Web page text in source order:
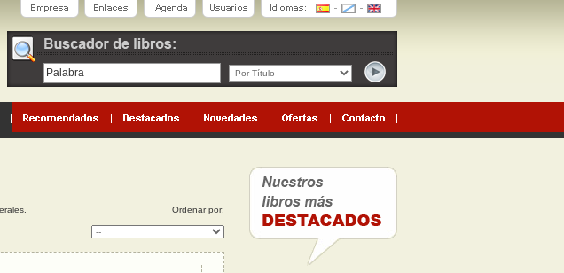
Ordenar por: